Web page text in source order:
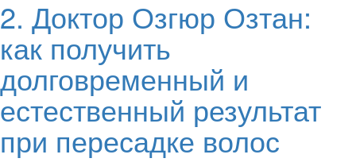
2. Доктор Озгюр Озтан:
как получить
долговременный и
естественный результат
при пересадке волос